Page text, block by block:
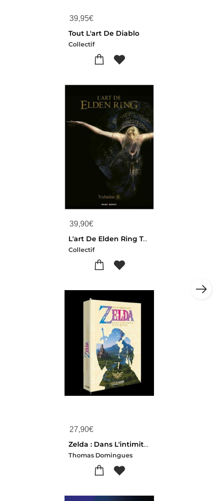
39,95€
Tout L'art De Diablo
Collectif
39,90€
L'art De Elden Ring Tome 2
Collectif
27,90€
Zelda : Dans L'intimite D'un Mythe
Thomas Domingues